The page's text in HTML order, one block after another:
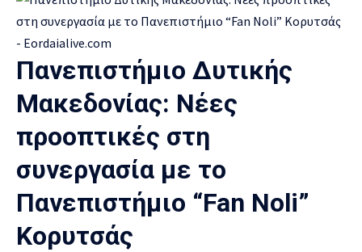
Πανεπιστήμιο Δυτικής
Μακεδονίας: Νέες
προοπτικές στη
συνεργασία με το
Πανεπιστήμιο “Fan Noli”
Κορυτσάς